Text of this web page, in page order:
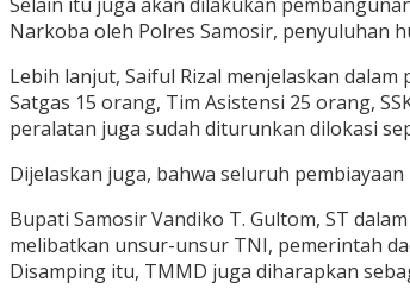
Narkoba oleh Polres Samosir, penyuluhan
Lebih lanjut, Saiful Rizal menjelaskan
Satgas 15 orang, Tim Asistensi 25 orang,
peralatan juga sudah diturunkan dilokasi
Dijelaskan juga, bahwa seluruh
Bupati Samosir Vandiko T. Gultom, ST
melibatkan unsur-unsur TNI, pemerintah
Disamping itu, TMMD juga diharapkan